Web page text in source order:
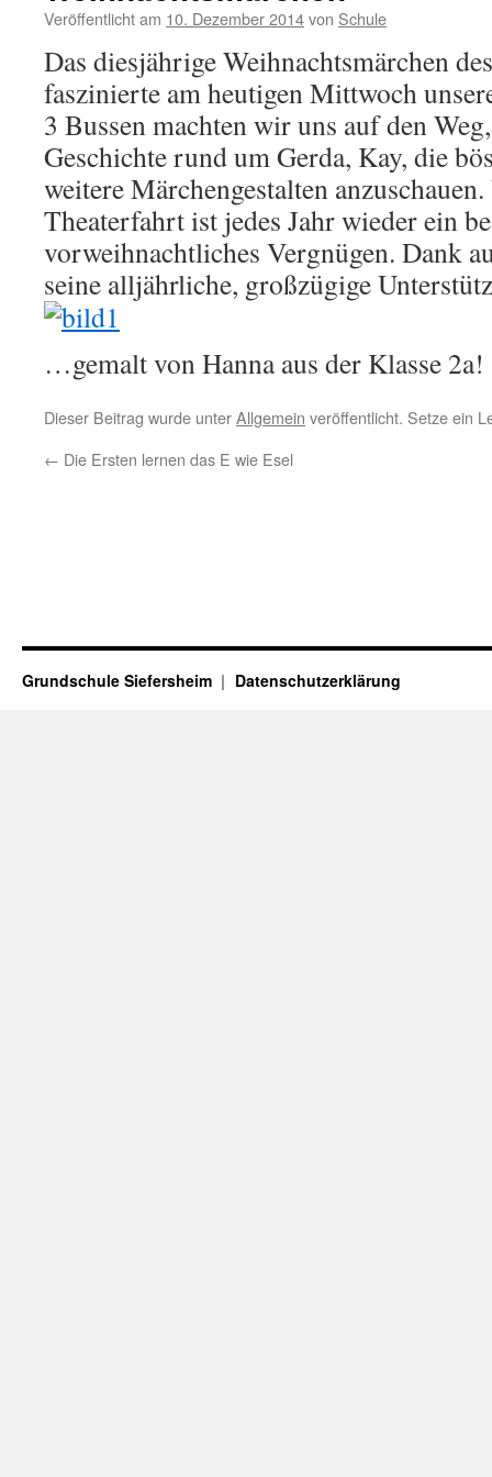
Veröffentlicht am 10. Dezember 2014von Schule
Das diesjährige Weihnachtsmärchen
faszinierte am heutigen Mittwoch
3 Bussen machten wir uns auf den
Geschichte rund um Gerda, Kay, die
weitere Märchengestalten
Theaterfahrt ist jedes Jahr wieder ein
vorweihnachtliches Vergnügen. Dank
seine alljährliche, großzügige
…gemalt von Hanna aus der Klasse 2a!
Dieser Beitrag wurde unterAllgemein veröffentlicht. Setze ein
← Die Ersten lernen das E wie Esel
Grundschule Siefersheim Datenschutzerklärung